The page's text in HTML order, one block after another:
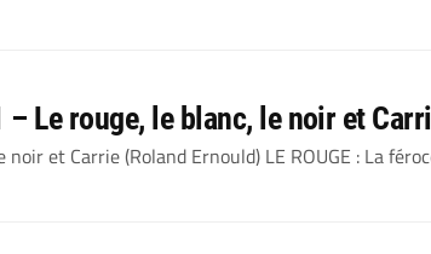
– Le rouge, le blanc, le noir et
noir et Carrie (Roland Ernould) LE ROUGE : La